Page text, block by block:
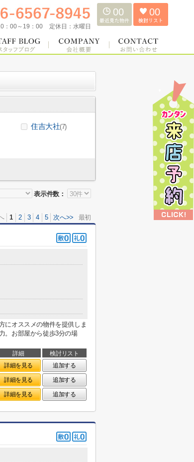
：00～19：00 定休日： 水曜日
00 00
住吉大社(7)
表示件数：
1 2 3 4 5 次へ>> 最初
にオススメの物件を提供しま
。お部屋から徒歩3分の場
詳細
検討リスト
詳細を見る
追加する
詳細を見る
追加する
詳細を見る 追加する